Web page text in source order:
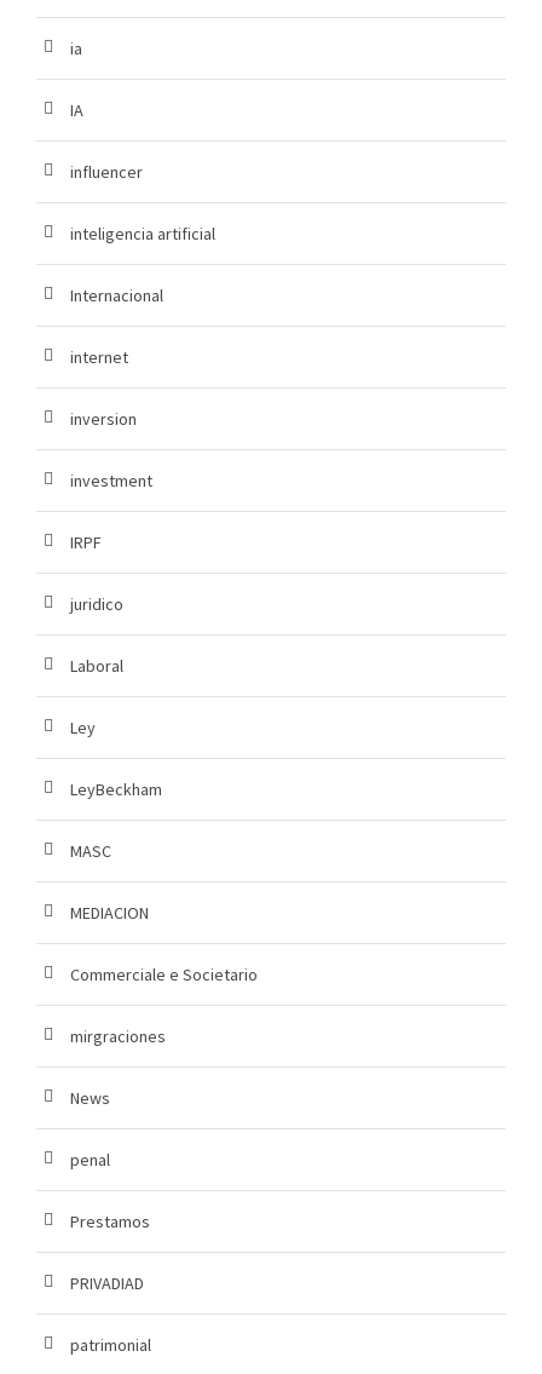
ia
IA
influencer
inteligencia artificial
Internacional
internet
inversion
investment
IRPF
juridico
Laboral
Ley
LeyBeckham
MASC
MEDIACION
Commerciale e Societario
mirgraciones
News
penal
Prestamos
PRIVADIAD
patrimonial